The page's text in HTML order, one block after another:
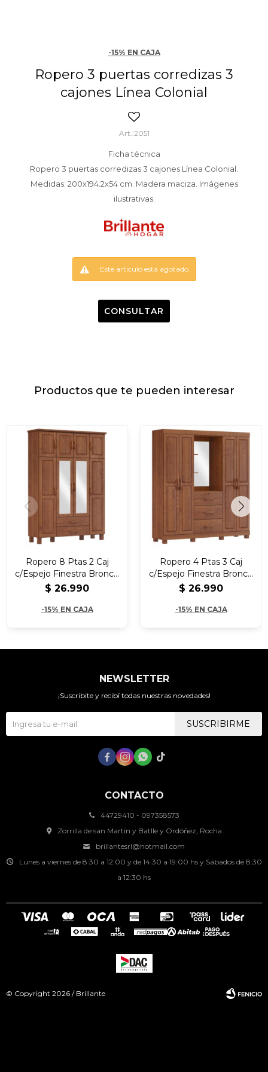
-15% EN CAJA
Ropero 3 puertas corredizas 3
cajones Línea Colonial
2051
Ficha técnica
Ropero 3 puertas corredizas 3 cajones Línea Colonial.
Medidas: 200x194.2x54 cm. Madera maciza. Imágenes
ilustrativas.
Este artículo está agotado.
CONSULTAR
Productos que te pueden interesar
Ropero 8 Ptas 2 Caj
c/Espejo Finestra Bronce
Madera Maciza
$ 26.990
-15% EN CAJA
Ropero 4 Ptas 3 Caj
c/Espejo Finestra Bronce
Madera Maciza
$ 26.990
-15% EN CAJA
CONTACTO
44729410 - 097358573
Zorrilla de san Martín y Batlle y Ordóñez, Rocha
brillantesrl@hotmail.com
Lunes a viernes de 8:30 a 12:00 y de 14:30 a 19:00 hs y Sábados de 8:30
a 12:30 hs
NEWSLETTER
¡Suscribite y recibí todas nuestras novedades!
SUSCRIBIRME
   
© Copyright 2026 / Brillante